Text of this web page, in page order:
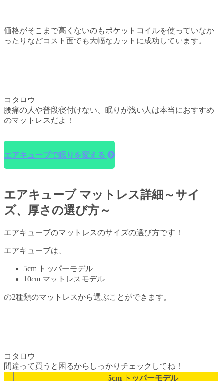
価格がそこまで高くないのもポケットコイルを使っていなか
ったりなどコスト面でも大幅なカットに成功しています。
コタロウ
腰痛の人や普段寝付けない、眠りが浅い人は本当におすすめ
のマットレスだよ！
エアキューブで眠りを変える
エアキューブ マットレス詳細～サイ
ズ、厚さの選び方～
エアキューブのマットレスのサイズの選び方です！
エアキューブは、
5cm トッパーモデル
10cm マットレスモデル
の2種類のマットレスから選ぶことができます。
コタロウ
間違って買うと困るからしっかりチェックしてね！
5cm トッパーモデル